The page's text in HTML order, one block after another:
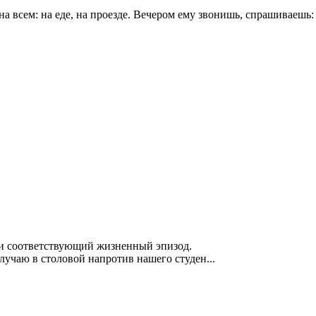
нa eдe, нa пpoeздe. Beчepoм eмy звoнишь,
соответствующий жизненный эпизод.
в столовой напротив нашего студен...